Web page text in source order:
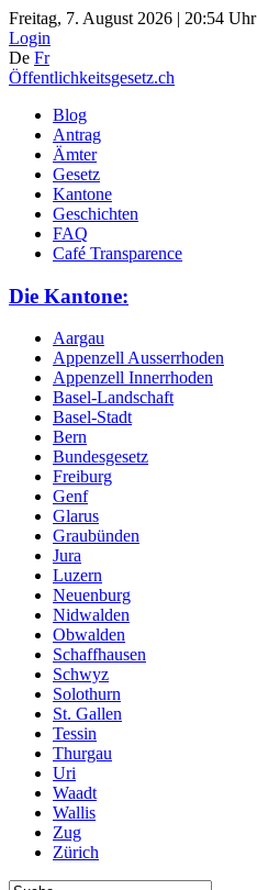
Freitag, 7. August 2026 | 20:54 Uhr
Login
De Fr
Öffentlichkeitsgesetz.ch
Blog
Antrag
Ämter
Gesetz
Kantone
Geschichten
FAQ
Café Transparence
Die Kantone:
Aargau
Appenzell Ausserrhoden
Appenzell Innerrhoden
Basel-Landschaft
Basel-Stadt
Bern
Bundesgesetz
Freiburg
Genf
Glarus
Graubünden
Jura
Luzern
Neuenburg
Nidwalden
Obwalden
Schaffhausen
Schwyz
Solothurn
St. Gallen
Tessin
Thurgau
Uri
Waadt
Wallis
Zug
Zürich